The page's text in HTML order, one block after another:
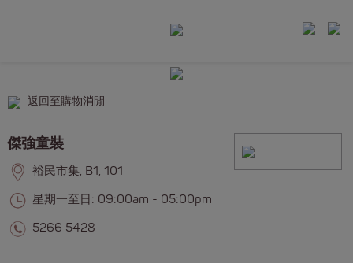
返回至購物消閒
傑強童裝
裕民市集, B1, 101
星期一至日: 09:00am - 05:00pm
5266 5428